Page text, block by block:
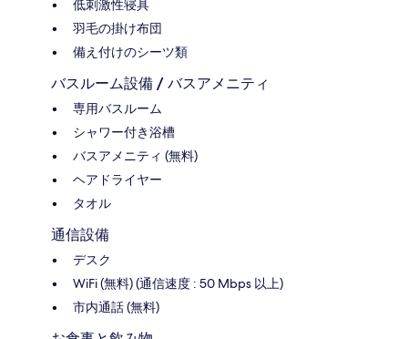
低刺激性寝具
羽毛の掛け布団
備え付けのシーツ類
バスルーム設備 / バスアメニティ
専用バスルーム
シャワー付き浴槽
バスアメニティ (無料)
ヘアドライヤー
タオル
通信設備
デスク
WiFi (無料) (通信速度 : 50 Mbps 以上)
市内通話 (無料)